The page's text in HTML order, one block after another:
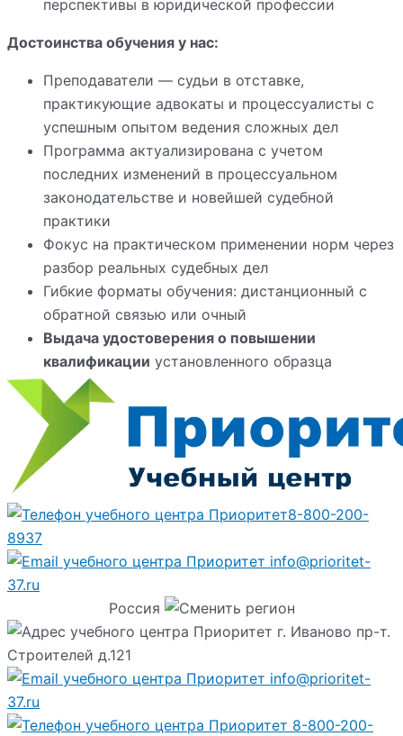
перспективы в юридической профессии
Достоинства обучения у нас:
Преподаватели — судьи в отставке,
практикующие адвокаты и процессуалисты с
успешным опытом ведения сложных дел
Программа актуализирована с учетом
последних изменений в процессуальном
законодательстве и новейшей судебной
практики
Фокус на практическом применении норм через
разбор реальных судебных дел
Гибкие форматы обучения: дистанционный с
обратной связью или очный
Выдача удостоверения о повышении
квалификации установленного образца
8-800-200-
8937
info@prioritet-
37.ru
Россия
г. Иваново пр-т.
Строителей д.121
info@prioritet-
37.ru
8-800-200-